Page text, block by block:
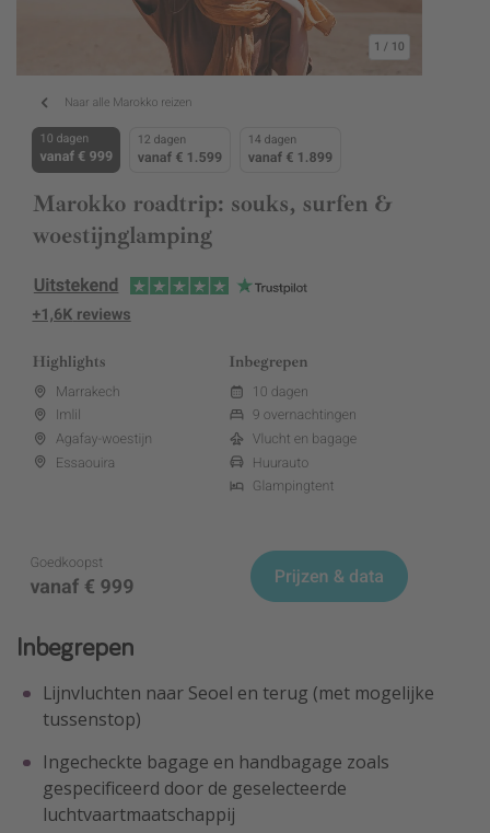
Inbegrepen
Lijnvluchten naar Seoel en terug (met mogelijke
tussenstop)
Ingecheckte bagage en handbagage zoals
gespecificeerd door de geselecteerde
luchtvaartmaatschappij